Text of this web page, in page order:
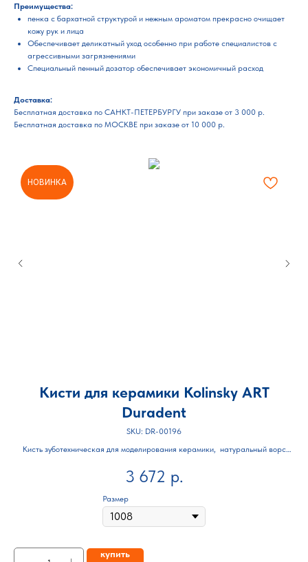
Преимущества:
пенка с бархатной структурой и нежным ароматом прекрасно очищает
кожу рук и лица
Обеспечивает деликатный уход особенно при работе специалистов с
агрессивными загрязнениями
Специальный пенный дозатор обеспечивает экономичный расход
Доставка:
Бесплатная доставка по САНКТ-ПЕТЕРБУРГУ при заказе от 3 000 р.
Бесплатная доставка по МОСКВЕ при заказе от 10 000 р.
НОВИНКА
Кисти для керамики Kolinsky ART
Duradent
SKU: DR-00196
Кисть зуботехническая для моделирования керамики, натуральный ворс
Количество 1 шт
3 672 р.
Размер
купить